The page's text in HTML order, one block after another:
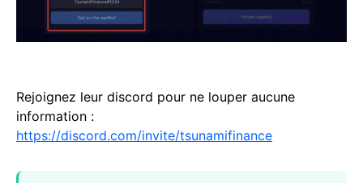
Rejoignez leur discord pour ne louper aucune
information :
https://discord.com/invite/tsunamifinance